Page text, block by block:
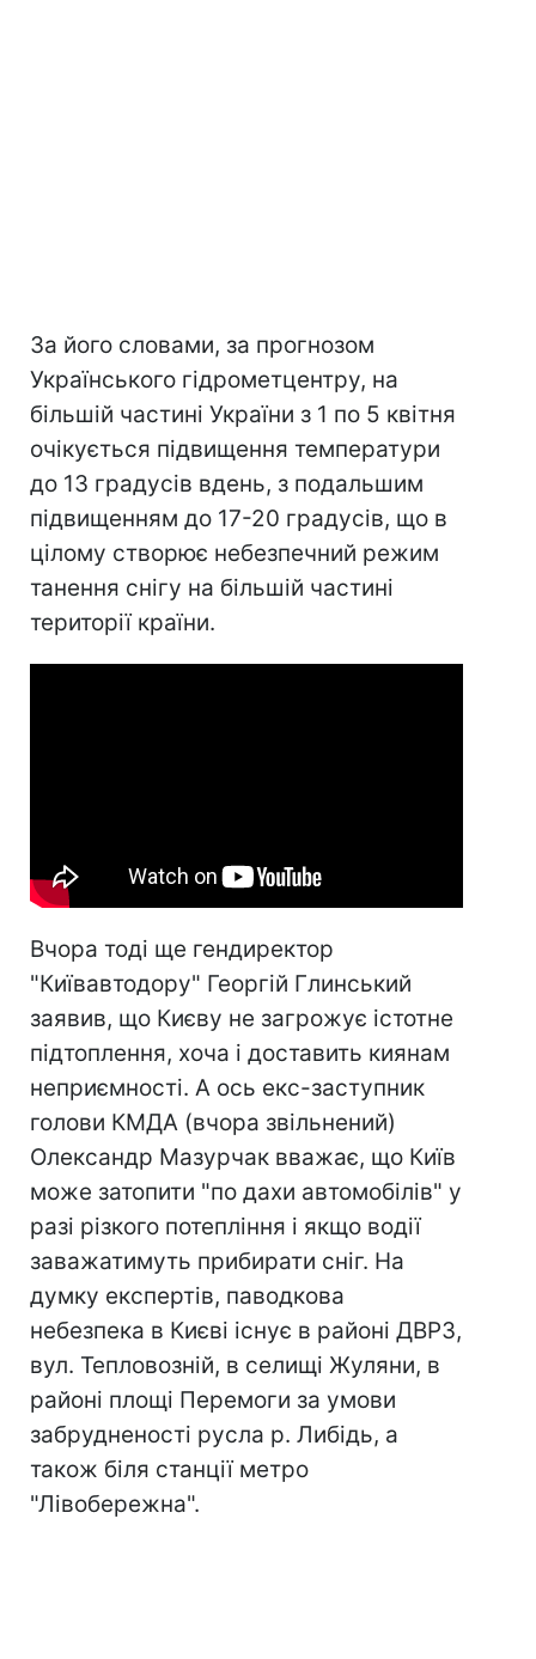
За його словами, за прогнозом
Українського гідрометцентру, на
більшій частині України з 1 по 5 квітня
очікується підвищення температури
до 13 градусів вдень, з подальшим
підвищенням до 17-20 градусів, що в
цілому створює небезпечний режим
танення снігу на більшій частині
території країни.
Вчора тоді ще гендиректор
"Київавтодору" Георгій Глинський
заявив, що Києву не загрожує істотне
підтоплення, хоча і доставить киянам
неприємності. А ось екс-заступник
голови КМДА (вчора звільнений)
Олександр Мазурчак вважає, що Київ
може затопити "по дахи автомобілів" у
разі різкого потепління і якщо водії
заважатимуть прибирати сніг. На
думку експертів, паводкова
небезпека в Києві існує в районі ДВРЗ,
вул. Тепловозній, в селищі Жуляни, в
районі площі Перемоги за умови
забрудненості русла р. Либідь, а
також біля станції метро
"Лівобережна".